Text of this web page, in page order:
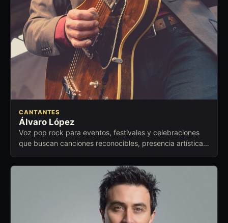
CANTANTES
Álvaro López
Voz pop rock para eventos, festivales y celebraciones
que buscan canciones reconocibles, presencia artística y